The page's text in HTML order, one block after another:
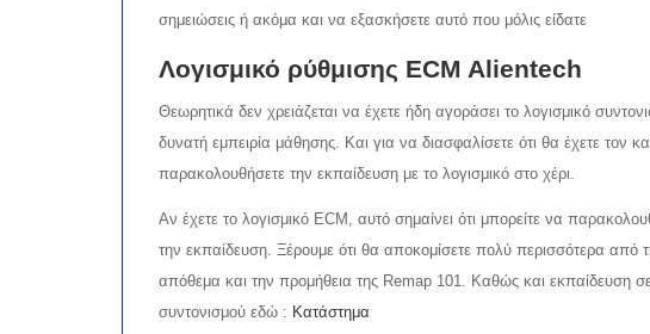
σημειώσεις ή ακόμα και να εξασκήσετε αυτό που μόλις είδατε
Λογισμικό ρύθμισης ECM Alientech
Θεωρητικά δεν χρειάζεται να έχετε ήδη αγοράσει το λογισμικό
δυνατή εμπειρία μάθησης. Και για να διασφαλίσετε ότι θα έχετε
παρακολουθήσετε την εκπαίδευση με το λογισμικό στο χέρι.
Αν έχετε το λογισμικό ECM, αυτό σημαίνει ότι μπορείτε να
την εκπαίδευση. Ξέρουμε ότι θα αποκομίσετε πολύ περισσότερα από
απόθεμα και την προμήθεια της Remap 101. Καθώς και εκπαίδευση
συντονισμού εδώ : Κατάστημα